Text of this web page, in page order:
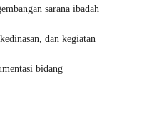
sarana ibadah
dan kegiatan
bidang